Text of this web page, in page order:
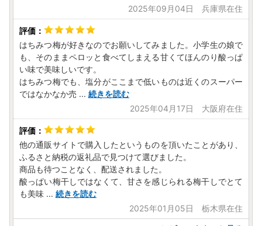
2025年09月04日 兵庫県在住
はちみつ梅が好きなのでお願いしてみました。小学生の娘で
も、そのままペロッと食べてしまえる甘くてほんのり酸っぱ
い味で美味しいです。
はちみつ梅でも、塩分がここまで低いものは近くのスーパー
ではなかなか売 ... 続きを読む
2025年04月17日 大阪府在住
他の通販サイトで購入したというものを頂いたことがあり、
ふるさと納税の返礼品で見つけて選びました。
商品も待つことなく、配送されました。
酸っぱい梅干しではなくて、甘さを感じられる梅干しでとて
も美味 ... 続きを読む
2025年01月05日 栃木県在住